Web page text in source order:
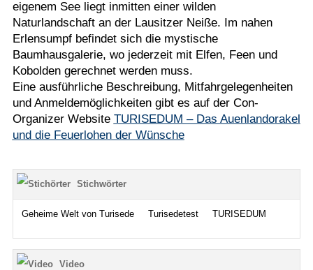
eigenem See liegt inmitten einer wilden
Naturlandschaft an der Lausitzer Neiße. Im nahen
Erlensumpf befindet sich die mystische
Baumhausgalerie, wo jederzeit mit Elfen, Feen und
Kobolden gerechnet werden muss.
Eine ausführliche Beschreibung, Mitfahrgelegenheiten
und Anmeldemöglichkeiten gibt es auf der Con-
Organizer Website TURISEDUM – Das Auenlandorakel
und die Feuerlohen der Wünsche
Stichwörter
Geheime Welt von Turisede Turisedetest TURISEDUM
Video